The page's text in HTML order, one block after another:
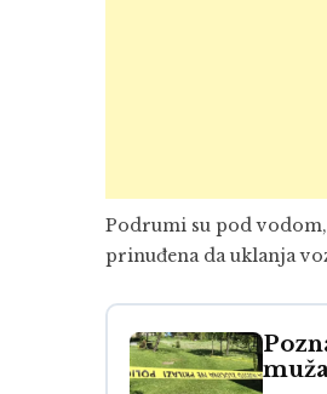
Podrumi su pod
prinuđena da uklanja